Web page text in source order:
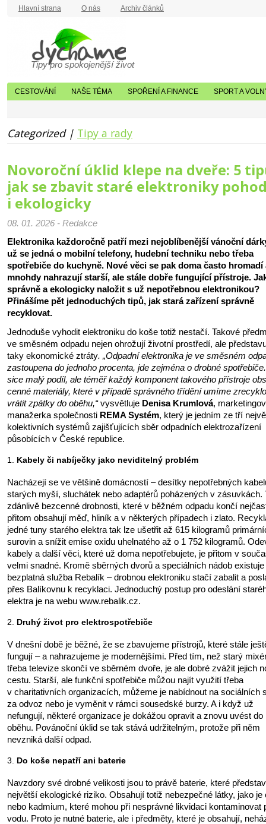
Hlavní strana O nás Archiv článků
Tipy pro spokojenější život
CESTOVÁNÍ NAŠE TÉMA SPOŘENÍ A FINANCE SPORT A
Categorized | Tipy a rady
Novoroční úklid klepe na dveře: 5
jak se zbavit staré elektroniky
i ekologicky
08. 01. 2026 - Redakce
Elektronika každoročně patří mezi nejoblíbenější vánoční
už se jedná o mobilní telefony, hudební techniku nebo třeba
spotřebiče do kuchyně. Nové věci se pak doma často hromadí
mnohdy nahrazují starší, ale stále dobře fungující přístroje.
správně a ekologicky naložit s už nepotřebnou elektronikou?
Přinášíme pět jednoduchých tipů, jak stará zařízení správně
recyklovat.
Jednoduše vyhodit elektroniku do koše totiž nestačí. Takové
ve směsném odpadu nejen ohrožují životní prostředí, ale
taky ekonomické ztráty. „Odpadní elektronika je ve směsném
zastoupena do jednoho procenta, jde zejména o drobné
sice malý podíl, ale téměř každý komponent takového přístroje
cenné materiály, které v případě správného třídění umíme
vrátit zpátky do oběhu,“vysvětluje Denisa Krumlová,
manažerka společnosti REMA Systém, který je jedním ze tří
kolektivních systémů zajišťujících sběr odpadních elektrozařízení
působících v České republice.
Kabely či nabíječky jako neviditelný problém
Nacházejí se ve většině domácností – desítky nepotřebných
starých myší, sluchátek nebo adaptérů poházených v zásuvkách.
zdánlivě bezcenné drobnosti, které v běžném odpadu končí
přitom obsahují měď, hliník a v některých případech i zlato.
jedné tuny starého elektra tak lze ušetřit až 615 kilogramů
surovin a snížit emise oxidu uhelnatého až o 1 752 kilogramů.
kabely a další věci, které už doma nepotřebujete, je přitom v
velmi snadné. Kromě sběrných dvorů a speciálních nádob
bezplatná služba Rebalík – drobnou elektroniku stačí zabalit a
přes Balíkovnu k recyklaci. Jednoduchý postup pro odeslání
elektra je na webu www.rebalik.cz.
Druhý život pro elektrospotřebiče
V dnešní době je běžné, že se zbavujeme přístrojů, které stále
fungují – a nahrazujeme je modernějšími. Před tím, než starý
třeba televize skončí ve sběrném dvoře, je ale dobré zvážit jejich
cestu. Starší, ale funkční spotřebiče můžou najít využití třeba
v charitativních organizacích, můžeme je nabídnout na sociálních
za odvoz nebo je vyměnit v rámci sousedské burzy. A i když už
nefungují, některé organizace je dokážou opravit a znovu uvést do
oběhu. Povánoční úklid se tak stává udržitelným, protože při něm
nevzniká další odpad.
Do koše nepatří ani baterie
Navzdory své drobné velikosti jsou to právě baterie, které
největší ekologické riziko. Obsahují totiž nebezpečné látky, jako je
nebo kadmium, které mohou při nesprávné likvidaci kontaminovat
vodu. Proto je nutné baterie, ale i předměty, které je obsahují,